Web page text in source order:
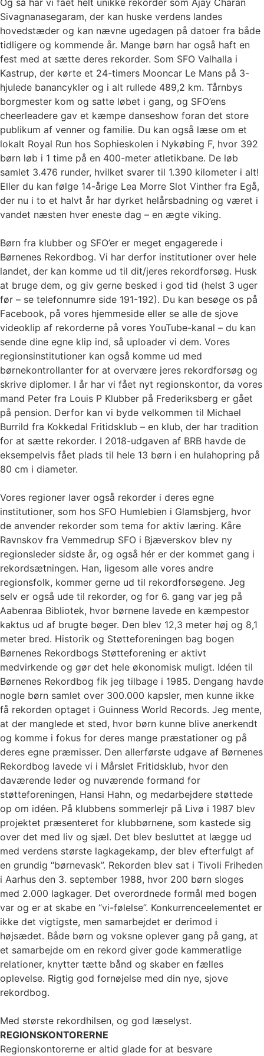
Sivagnanasegaram, der kan huske verdens landes
hovedstæder og kan nævne ugedagen på datoer fra både
tidligere og kommende år. Mange børn har også haft en
fest med at sætte deres rekorder. Som SFO Valhalla i
Kastrup, der kørte et 24-timers Mooncar Le Mans på 3-
hjulede banancykler og i alt rullede 489,2 km. Tårnbys
borgmester kom og satte løbet i gang, og SFO’ens
cheerleadere gav et kæmpe danseshow foran det store
publikum af venner og familie. Du kan også læse om et
lokalt Royal Run hos Sophieskolen i Nykøbing F, hvor 392
børn løb i 1 time på en 400-meter atletikbane. De løb
samlet 3.476 runder, hvilket svarer til 1.390 kilometer i alt!
Eller du kan følge 14-årige Lea Morre Slot Vinther fra Egå,
der nu i to et halvt år har dyrket helårsbadning og været i
vandet næsten hver eneste dag – en ægte viking.
Børn fra klubber og SFO’er er meget engagerede i
Børnenes Rekordbog. Vi har derfor institutioner over hele
landet, der kan komme ud til dit/jeres rekordforsøg. Husk
at bruge dem, og giv gerne besked i god tid (helst 3 uger
før – se telefonnumre side 191-192). Du kan besøge os på
Facebook, på vores hjemmeside eller se alle de sjove
videoklip af rekorderne på vores YouTube-kanal – du kan
sende dine egne klip ind, så uploader vi dem. Vores
regionsinstitutioner kan også komme ud med
børnekontrollanter for at overvære jeres rekordforsøg og
skrive diplomer. I år har vi fået nyt regionskontor, da vores
mand Peter fra Louis P Klubber på Frederiksberg er gået
på pension. Derfor kan vi byde velkommen til Michael
Burrild fra Kokkedal Fritidsklub – en klub, der har tradition
for at sætte rekorder. I 2018-udgaven af BRB havde de
eksempelvis fået plads til hele 13 børn i en hulahopring på
80 cm i diameter.
Vores regioner laver også rekorder i deres egne
institutioner, som hos SFO Humlebien i Glamsbjerg, hvor
de anvender rekorder som tema for aktiv læring. Kåre
Ravnskov fra Vemmedrup SFO i Bjæverskov blev ny
regionsleder sidste år, og også hér er der kommet gang i
rekordsætningen. Han, ligesom alle vores andre
regionsfolk, kommer gerne ud til rekordforsøgene. Jeg
selv er også ude til rekorder, og for 6. gang var jeg på
Aabenraa Bibliotek, hvor børnene lavede en kæmpestor
kaktus ud af brugte bøger. Den blev 12,3 meter høj og 8,1
meter bred. Historik og Støtteforeningen bag bogen
Børnenes Rekordbogs Støtteforening er aktivt
medvirkende og gør det hele økonomisk muligt. Idéen til
Børnenes Rekordbog fik jeg tilbage i 1985. Dengang havde
nogle børn samlet over 300.000 kapsler, men kunne ikke
få rekorden optaget i Guinness World Records. Jeg mente,
at der manglede et sted, hvor børn kunne blive anerkendt
og komme i fokus for deres mange præstationer og på
deres egne præmisser. Den allerførste udgave af Børnenes
Rekordbog lavede vi i Mårslet Fritidsklub, hvor den
daværende leder og nuværende formand for
støtteforeningen, Hansi Hahn, og medarbejdere støttede
op om idéen. På klubbens sommerlejr på Livø i 1987 blev
projektet præsenteret for klubbørnene, som kastede sig
over det med liv og sjæl. Det blev besluttet at lægge ud
med verdens største lagkagekamp, der blev efterfulgt af
en grundig “børnevask”. Rekorden blev sat i Tivoli Friheden
i Aarhus den 3. september 1988, hvor 200 børn sloges
med 2.000 lagkager. Det overordnede formål med bogen
var og er at skabe en “vi-følelse”. Konkurrenceelementet er
ikke det vigtigste, men samarbejdet er derimod i
højsædet. Både børn og voksne oplever gang på gang, at
et samarbejde om en rekord giver gode kammeratlige
relationer, knytter tætte bånd og skaber en fælles
oplevelse. Rigtig god fornøjelse med din nye, sjove
rekordbog.
Med største rekordhilsen, og god læselyst.
REGIONSKONTORERNE
Regionskontorerne er altid glade for at besvare